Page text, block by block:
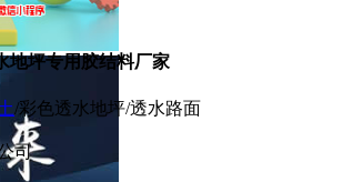
地坪专用胶结料厂家
/彩色透水地坪/透水路面
司